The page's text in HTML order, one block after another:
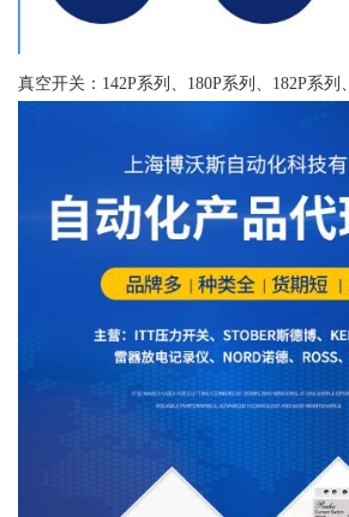
真空开关：142P系列、180P系列、182P系列、